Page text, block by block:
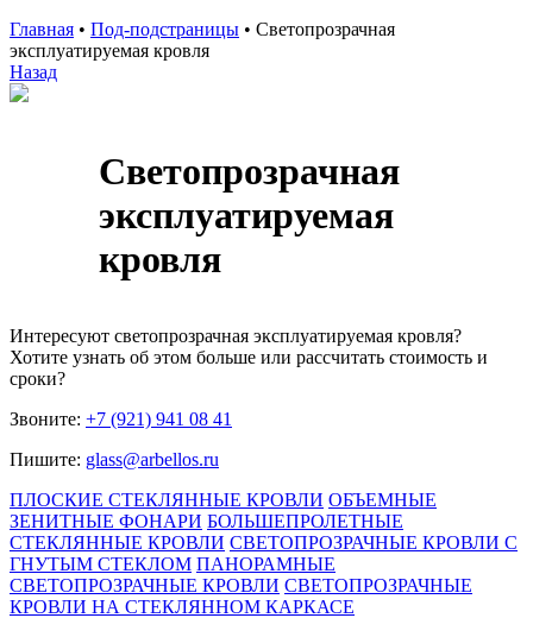
Главная • Под-подстраницы • Светопрозрачная
эксплуатируемая кровля
Назад
Светопрозрачная
эксплуатируемая
кровля
Интересуют светопрозрачная эксплуатируемая кровля?
Хотите узнать об этом больше или рассчитать стоимость и
сроки?
Звоните: +7 (921) 941 08 41
Пишите: glass@arbellos.ru
ПЛОСКИЕ СТЕКЛЯННЫЕ КРОВЛИ ОБЪЕМНЫЕ
ЗЕНИТНЫЕ ФОНАРИ БОЛЬШЕПРОЛЕТНЫЕ
СТЕКЛЯННЫЕ КРОВЛИ СВЕТОПРОЗРАЧНЫЕ КРОВЛИ С
ГНУТЫМ СТЕКЛОМ ПАНОРАМНЫЕ
СВЕТОПРОЗРАЧНЫЕ КРОВЛИ СВЕТОПРОЗРАЧНЫЕ
КРОВЛИ НА СТЕКЛЯННОМ КАРКАСЕ